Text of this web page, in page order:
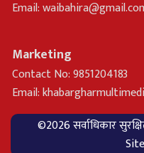
Email:
Marketing
Contact No: 9851204183
Email:
©2026 सर्वाधिकार